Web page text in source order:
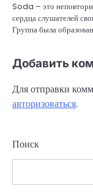
Soda – это
сердца слушателей
Группа была
Добавить
Для отправки
авторизоваться.
Поиск